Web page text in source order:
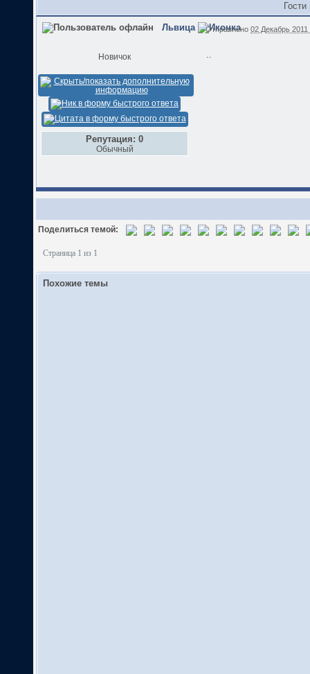
Львица
Новичок
Репутация: 0
Обычный
Отправлено 02 Декабрь 2011
Поделиться темой:
Страница 1 из 1
Похожие темы